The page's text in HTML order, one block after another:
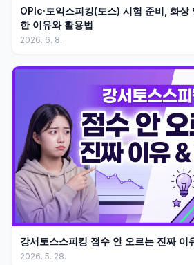
OPIc·토익스피킹(토스) 시험 준비, 화상
한 이유와 활용법
2026. 6. 8.
강서토스스피킹 점수 안 오르는 진짜 이
2026. 5. 28.